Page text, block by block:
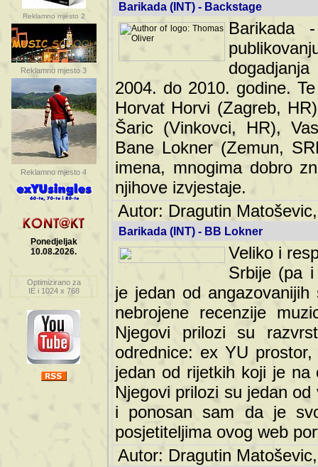
Reklamno mjesto 2
Reklamno mjesto 3
Reklamno mjesto 4
Ponedjeljak
10.08.2026.
Optimizirano za
IE i 1024 x 768
Barikada (INT) - Backstage
Barikada
2004. do 2010. godine.
Horvat Horvi (Zagreb,
Šaric (Vinkovci, HR),
Bane Lokner (Zemun,
imena, mnogima dobro
njihove izvjestaje.
Autor: Dragutin
Barikada (INT) - BB Lokner
Veliko i
Srbije (pa i
jedan od angazovanijih
nebrojene recenzije
Njegovi prilozi su
odrednice: ex YU
jedan od rijetkih koji je
Njegovi prilozi su jedan
i ponosan sam da je
posjetiteljima ovog web
Autor: Dragutin